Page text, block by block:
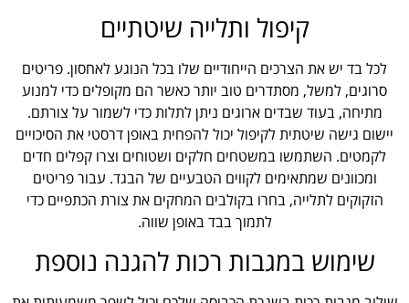
קיפול ותלייה שיטתיים
לכל בד יש את הצרכים הייחודיים שלו בכל הנוגע לאחסון. פריטים
סרוגים, למשל, מסתדרים טוב יותר כאשר הם מקופלים כדי למנוע
מתיחה, בעוד שבדים ארוגים ניתן לתלות כדי לשמור על צורתם.
יישום גישה שיטתית לקיפול יכול להפחית באופן דרסטי את הסיכויים
לקמטים. השתמשו במשטחים חלקים ושטוחים וצרו קפלים חדים
ומכוונים שמתאימים לקווים הטבעיים של הבגד. עבור פריטים
הזקוקים לתלייה, בחרו בקולבים המחקים את צורת הכתפיים כדי
לתמוך בבד באופן שווה.
שימוש במגבות רכות להגנה נוספת